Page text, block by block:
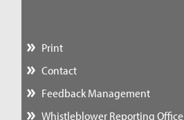
Print
Contact
Feedback Management
Whistleblower Reporting Office